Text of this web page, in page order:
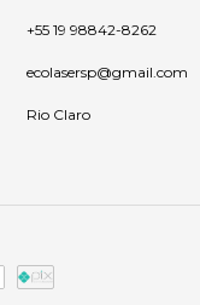
+55 19 98842-8262
ecolasersp@gmail.com
Rio Claro